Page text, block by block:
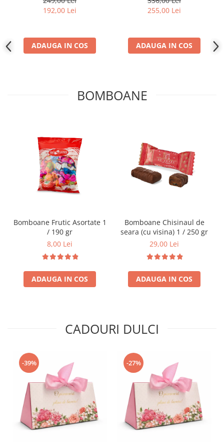
192,00 Lei
ADAUGA IN COS
255,00 Lei
ADAUGA IN COS
BOMBOANE
Bomboane Frutic Asortate 1
/ 190 gr
8,00 Lei
ADAUGA IN COS
Bomboane Chisinaul de
seara (cu visina) 1 / 250 gr
29,00 Lei
ADAUGA IN COS
CADOURI DULCI
-39% -27%